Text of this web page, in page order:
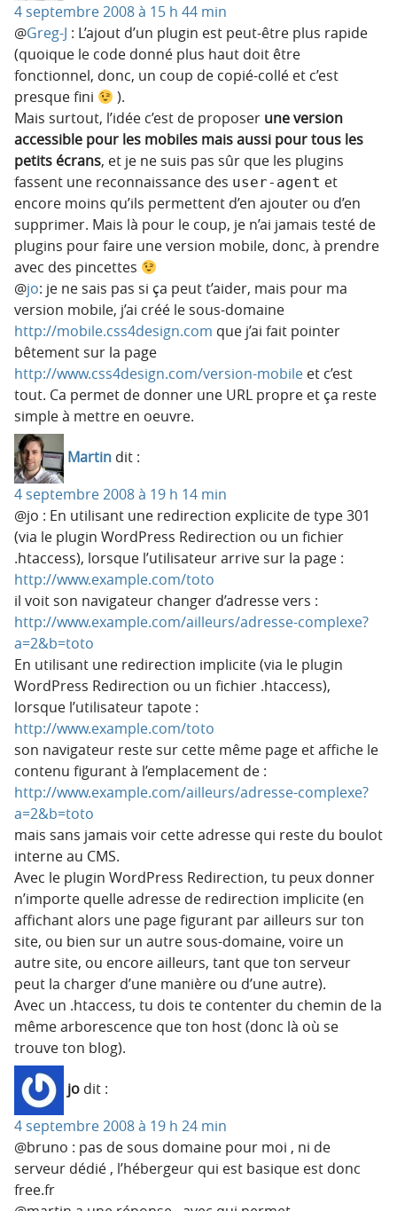
4 septembre 2008 à 15 h 44 min
@Greg-J : L’ajout d’un plugin est peut-être plus rapide
(quoique le code donné plus haut doit être
fonctionnel, donc, un coup de copié-collé et c’est
presque fini
).
Mais surtout, l’idée c’est de proposer une version
accessible pour les mobiles mais aussi pour tous les
petits écrans, et je ne suis pas sûr que les plugins
fassent une reconnaissance des user-agent et
encore moins qu’ils permettent d’en ajouter ou d’en
supprimer. Mais là pour le coup, je n’ai jamais testé de
plugins pour faire une version mobile, donc, à prendre
avec des pincettes
@jo: je ne sais pas si ça peut t’aider, mais pour ma
version mobile, j’ai créé le sous-domaine
http://mobile.css4design.com que j’ai fait pointer
bêtement sur la page
http://www.css4design.com/version-mobile et c’est
tout. Ca permet de donner une URL propre et ça reste
simple à mettre en oeuvre.
Martin dit :
4 septembre 2008 à 19 h 14 min
@jo : En utilisant une redirection explicite de type 301
(via le plugin WordPress Redirection ou un fichier
.htaccess), lorsque l’utilisateur arrive sur la page :
http://www.example.com/toto
il voit son navigateur changer d’adresse vers :
http://www.example.com/ailleurs/adresse-complexe?
a=2&b=toto
En utilisant une redirection implicite (via le plugin
WordPress Redirection ou un fichier .htaccess),
lorsque l’utilisateur tapote :
http://www.example.com/toto
son navigateur reste sur cette même page et affiche le
contenu figurant à l’emplacement de :
http://www.example.com/ailleurs/adresse-complexe?
a=2&b=toto
mais sans jamais voir cette adresse qui reste du boulot
interne au CMS.
Avec le plugin WordPress Redirection, tu peux donner
n’importe quelle adresse de redirection implicite (en
affichant alors une page figurant par ailleurs sur ton
site, ou bien sur un autre sous-domaine, voire un
autre site, ou encore ailleurs, tant que ton serveur
peut la charger d’une manière ou d’une autre).
Avec un .htaccess, tu dois te contenter du chemin de la
même arborescence que ton host (donc là où se
trouve ton blog).
jo dit :
4 septembre 2008 à 19 h 24 min
@bruno : pas de sous domaine pour moi , ni de
serveur dédié , l’hébergeur qui est basique est donc
free.fr